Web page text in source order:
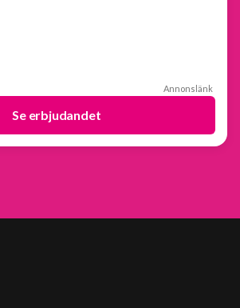
Annonslänk
Se erbjudandet